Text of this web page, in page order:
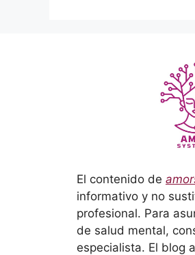
El contenido de
informativo y no
profesional. Para
de salud mental,
especialista. El blog